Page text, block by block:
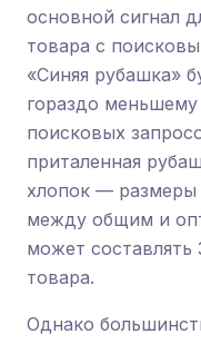
основной сигнал
товара с
«Синяя рубашка»
гораздо меньшему
поисковых
приталенная
хлопок — размеры
между общим и
может составлять
товара.
Однако